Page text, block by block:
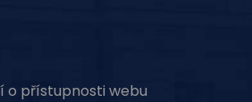
o přístupnosti webu